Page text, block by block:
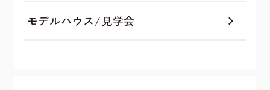
モデルハウス/見学会